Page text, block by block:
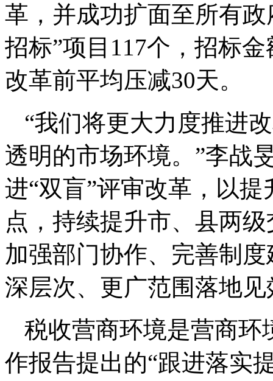
革，并成功扩面至所有
招标”项目117个，招标
改革前平均压减30天。
“我们将更大力度推进
透明的市场环境。”李战
进“双盲”评审改革，以
点，持续提升市、县两
加强部门协作、完善制
深层次、更广范围落地见
税收营商环境是营商环
作报告提出的“跟进落实